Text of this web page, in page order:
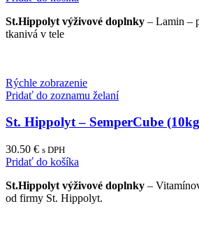
St.Hippolyt výživové doplnky – Lamin –
tkanivá v tele
Rýchle zobrazenie
Pridať do zoznamu želaní
St. Hippolyt – SemperCube
30.50 € s DPH
Pridať do košíka
St.Hippolyt výživové doplnky –
od firmy St. Hippolyt.